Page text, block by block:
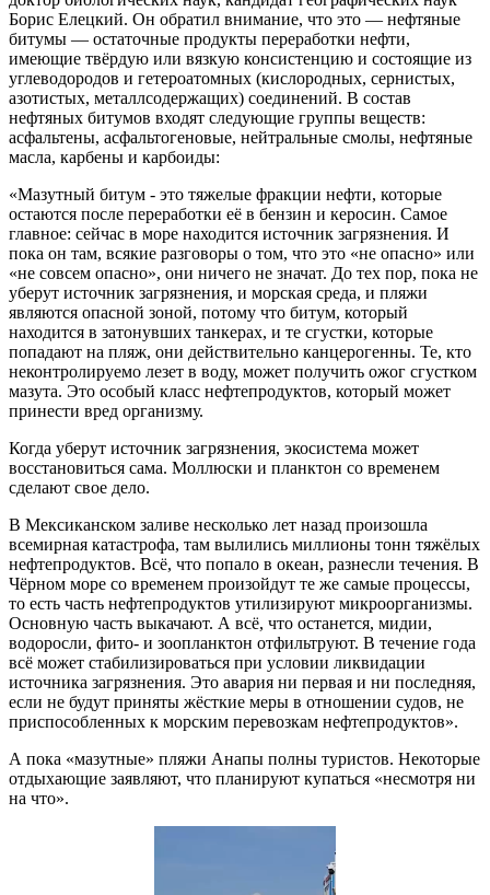
Борис Елецкий. Он обратил внимание, что это — нефтяные
битумы — остаточные продукты переработки нефти,
имеющие твёрдую или вязкую консистенцию и состоящие из
углеводородов и гетероатомных (кислородных, сернистых,
азотистых, металлсодержащих) соединений. В состав
нефтяных битумов входят следующие группы веществ:
асфальтены, асфальтогеновые, нейтральные смолы, нефтяные
масла, карбены и карбоиды:
«Мазутный битум - это тяжелые фракции нефти, которые
остаются после переработки её в бензин и керосин. Самое
главное: сейчас в море находится источник загрязнения. И
пока он там, всякие разговоры о том, что это «не опасно» или
«не совсем опасно», они ничего не значат. До тех пор, пока не
уберут источник загрязнения, и морская среда, и пляжи
являются опасной зоной, потому что битум, который
находится в затонувших танкерах, и те сгустки, которые
попадают на пляж, они действительно канцерогенны. Те, кто
неконтролируемо лезет в воду, может получить ожог сгустком
мазута. Это особый класс нефтепродуктов, который может
принести вред организму.
Когда уберут источник загрязнения, экосистема может
восстановиться сама. Моллюски и планктон со временем
сделают свое дело.
В Мексиканском заливе несколько лет назад произошла
всемирная катастрофа, там вылились миллионы тонн тяжёлых
нефтепродуктов. Всё, что попало в океан, разнесли течения. В
Чёрном море со временем произойдут те же самые процессы,
то есть часть нефтепродуктов утилизируют микроорганизмы.
Основную часть выкачают. А всё, что останется, мидии,
водоросли, фито- и зоопланктон отфильтруют. В течение года
всё может стабилизироваться при условии ликвидации
источника загрязнения. Это авария ни первая и ни последняя,
если не будут приняты жёсткие меры в отношении судов, не
приспособленных к морским перевозкам нефтепродуктов».
А пока «мазутные» пляжи Анапы полны туристов. Некоторые
отдыхающие заявляют, что планируют купаться «несмотря ни
на что».